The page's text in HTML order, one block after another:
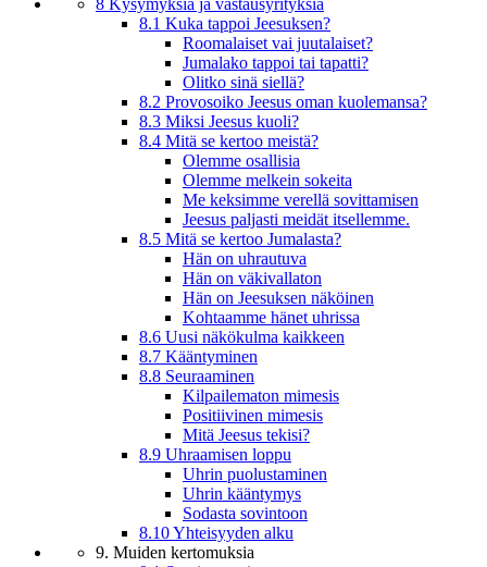
8 Kysymyksiä ja vastausyrityksiä
8.1 Kuka tappoi Jeesuksen?
Roomalaiset vai juutalaiset?
Jumalako tappoi tai tapatti?
Olitko sinä siellä?
8.2 Provosoiko Jeesus oman kuolemansa?
8.3 Miksi Jeesus kuoli?
8.4 Mitä se kertoo meistä?
Olemme osallisia
Olemme melkein sokeita
Me keksimme verellä sovittamisen
Jeesus paljasti meidät itsellemme.
8.5 Mitä se kertoo Jumalasta?
Hän on uhrautuva
Hän on väkivallaton
Hän on Jeesuksen näköinen
Kohtaamme hänet uhrissa
8.6 Uusi näkökulma kaikkeen
8.7 Kääntyminen
8.8 Seuraaminen
Kilpailematon mimesis
Positiivinen mimesis
Mitä Jeesus tekisi?
8.9 Uhraamisen loppu
Uhrin puolustaminen
Uhrin kääntymys
Sodasta sovintoon
8.10 Yhteisyyden alku
9. Muiden kertomuksia